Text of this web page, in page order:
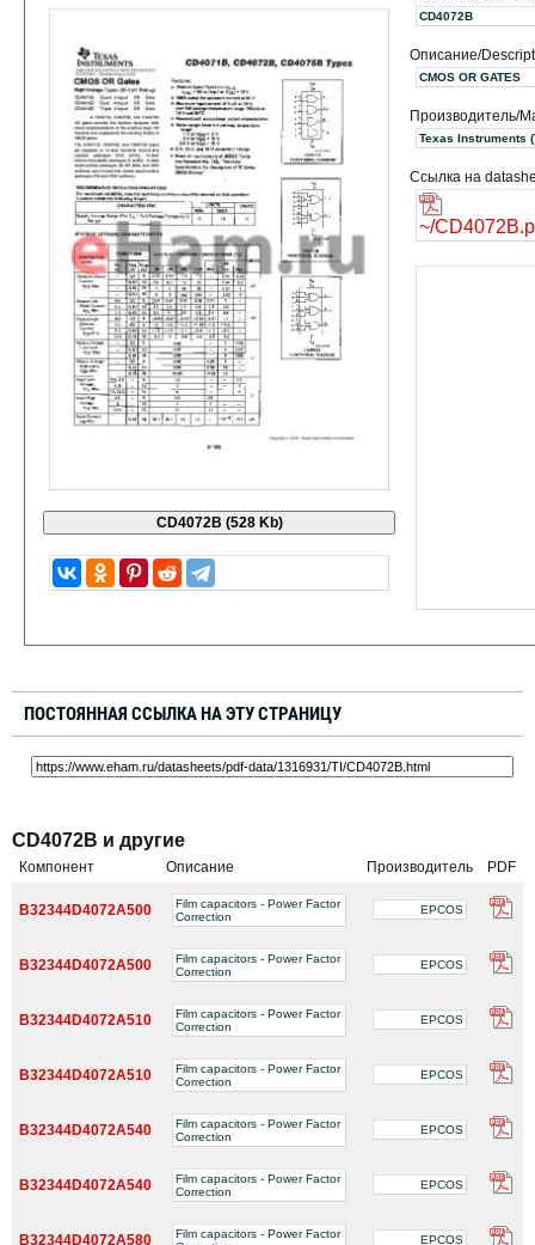
CD4072B
Описание/
CMOS OR GATES
Производитель/
Ссылка на
~/
ПОСТОЯННАЯ ССЫЛКА НА ЭТУ СТРАНИЦУ
CD4072B и другие
Компонент Описание Производитель PDF
B32344D4072A500
Film capacitors - Power Factor
Correction
EPCOS
B32344D4072A500
Film capacitors - Power Factor
Correction
EPCOS
B32344D4072A510
Film capacitors - Power Factor
Correction
EPCOS
B32344D4072A510
Film capacitors - Power Factor
Correction
EPCOS
B32344D4072A540
Film capacitors - Power Factor
Correction
EPCOS
B32344D4072A540
Film capacitors - Power Factor
Correction
EPCOS
B32344D4072A580
Film capacitors - Power Factor
EPCOS